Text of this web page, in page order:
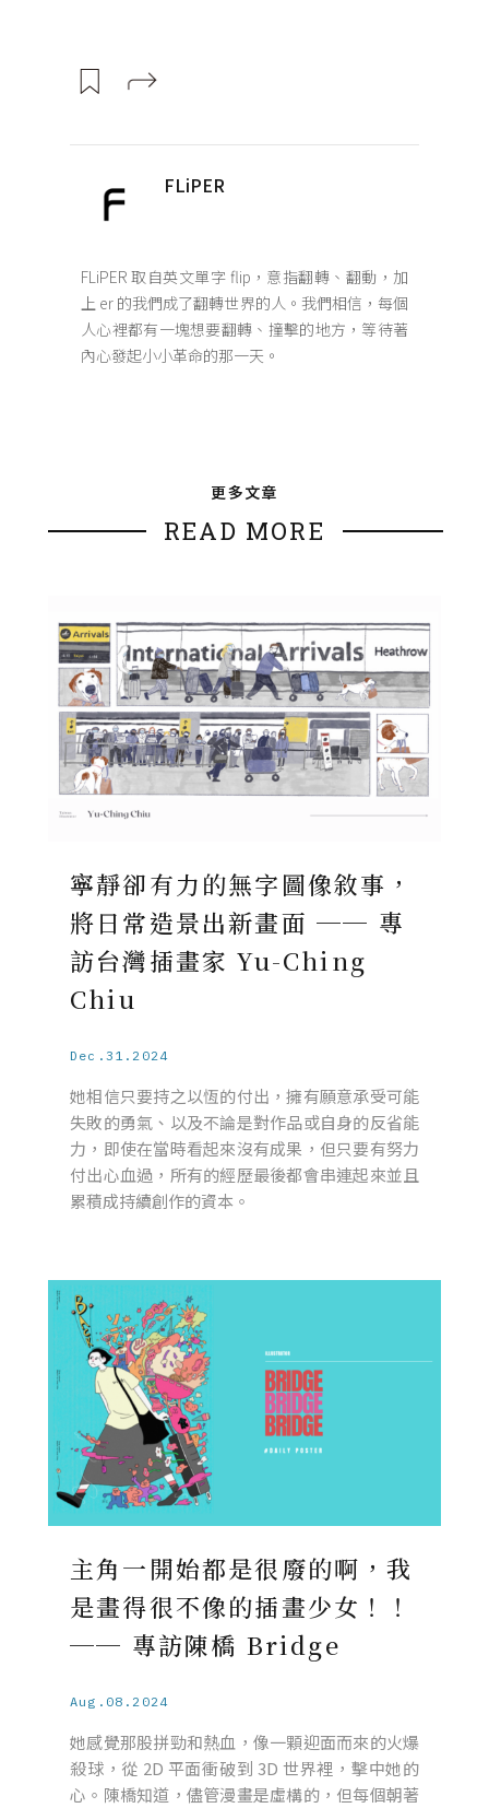
FLiPER
FLiPER 取自英文單字 flip，意指翻轉、翻動，加
上 er 的我們成了翻轉世界的人。我們相信，每個
人心裡都有一塊想要翻轉、撞擊的地方，等待著
內心發起小小革命的那一天。
更多文章
READ MORE
寧靜卻有力的無字圖像敘事，
將日常造景出新畫面 ── 專
訪台灣插畫家 Yu-Ching
Chiu
Dec.31.2024
她相信只要持之以恆的付出，擁有願意承受可能
失敗的勇氣、以及不論是對作品或自身的反省能
力，即使在當時看起來沒有成果，但只要有努力
付出心血過，所有的經歷最後都會串連起來並且
累積成持續創作的資本。
主角一開始都是很廢的啊，我
是畫得很不像的插畫少女！！
── 專訪陳橋 Bridge
Aug.08.2024
她感覺那股拼勁和熱血，像一顆迎面而來的火爆
殺球，從 2D 平面衝破到 3D 世界裡，擊中她的
心。陳橋知道，儘管漫畫是虛構的，但每個朝著